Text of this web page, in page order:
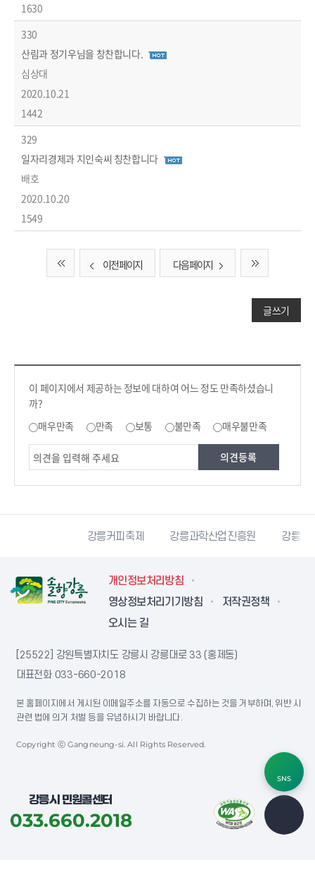
1630
330
산림과 정기우님을 창찬합니다.
심상대
2020.10.21
1442
329
일자리경제과 지인숙씨 칭찬합니다
배호
2020.10.20
1549
이전 페이지 다음 페이지
글쓰기
컨텐츠 만족도 조사
이 페이지에서 제공하는 정보에 대하여 어느 정도 만족하셨습니
까?
매우만족 만족 보통 불만족 매우불만족
강릉커피축제 강릉과학산업진흥원 강릉문
개인정보처리방침
영상정보처리기기방침
저작권정책
오시는 길
[25522] 강원특별자치도 강릉시 강릉대로 33 (홍제동)
대표전화 033-660-2018
본 홈페이지에서 게시된 이메일주소를 자동으로 수집하는 것을 거부하며, 위반 시
관련 법에 의거 처벌 등을 유념하시기 바랍니다.
Copyright ⓒ Gangneung-si. All Rights Reserved.
강릉시 민원콜센터
033.660.2018
SNS